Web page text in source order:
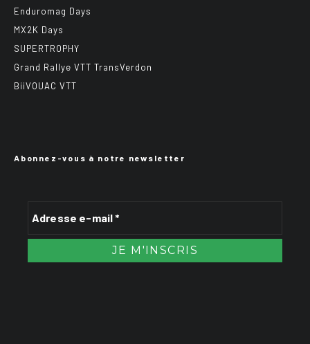
Enduromag Days
MX2K Days
SUPERTROPHY
Grand Rallye VTT TransVerdon
BiiVOUAC VTT
Abonnez-vous à notre newsletter